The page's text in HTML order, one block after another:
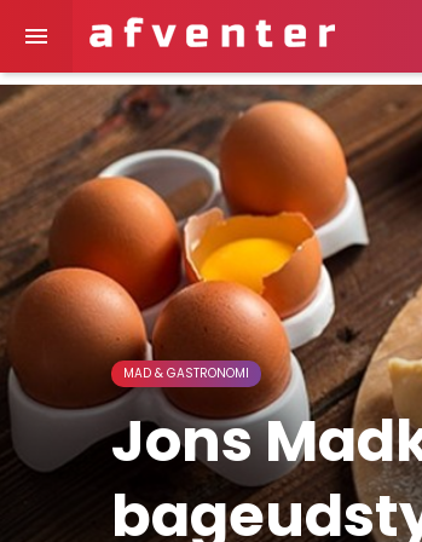

MAD & GASTRONOMI
Jons